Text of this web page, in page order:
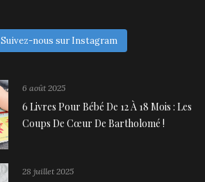
Suivez-nous sur Instagram
6 août 2025
6 Livres Pour Bébé De 12 À 18 Mois : Les
Coups De Cœur De Bartholomé !
28 juillet 2025